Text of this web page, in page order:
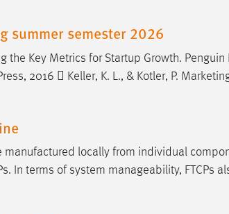
summer semester 2026
the Key Metrics for Startup Growth.
2016  Keller, K. L., & Kotler, P.
manufactured locally from individual
In terms of system manageability, FTCPs
der Website.
MIBEW_UserID,
mibew-chat-frame-style-